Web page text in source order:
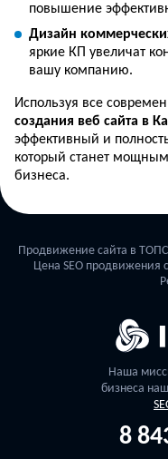
повышение
Дизайн
яркие КП увеличат
вашу компанию.
Используя все
создания веб сайта в
эффективный и
который станет
бизнеса.
Продвижение сайта в ТОП
Цена SEO продвижения
Наша
бизнеса
8